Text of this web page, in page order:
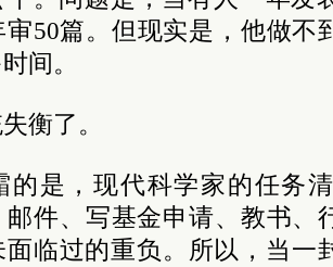
审50篇。但现实是，他做
间。
衡了。
的是，现代科学家的任务
邮件、写基金申请、教书
临过的重负。所以，当一